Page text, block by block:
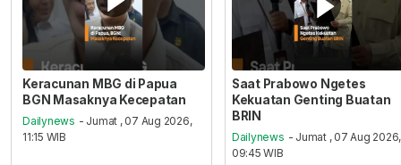
Keracunan MBG di Papua
BGN Masaknya Kecepatan
Dailynews - Jumat , 07 Aug 2026,
11:15 WIB
Saat Prabowo Ngetes
Kekuatan Genting Buatan
BRIN
Dailynews - Jumat , 07 Aug 2026,
09:45 WIB